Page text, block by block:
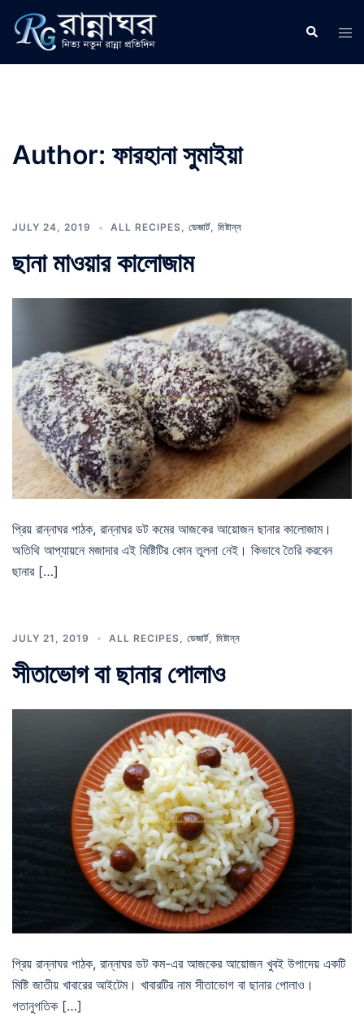
content
Search
Author: ফারহানা সুমাইয়া
JULY 24, 2019 ALL RECIPES, ডেজার্ট, মিষ্টান্ন
ছানা মাওয়ার কালোজাম
প্রিয় রান্নাঘর পাঠক, রান্নাঘর ডট কমের আজকের আয়োজন ছানার কালোজাম।
অতিথি আপ্যায়নে মজাদার এই মিষ্টিটির কোন তুলনা নেই। কিভাবে তৈরি করবেন
ছানার […]
JULY 21, 2019 ALL RECIPES ডেজার্ট, মিষ্টান্ন
সীতাভোগ বা ছানার পোলাও
প্রিয় রান্নাঘর পাঠক, রান্নাঘর ডট কম-এর আজকের আয়োজন খুবই উপাদেয় একটি
মিষ্টি জাতীয় খাবারের আইটেম। খাবারটির নাম সীতাভোগ বা ছানার পোলাও।
গতানুগতিক […]